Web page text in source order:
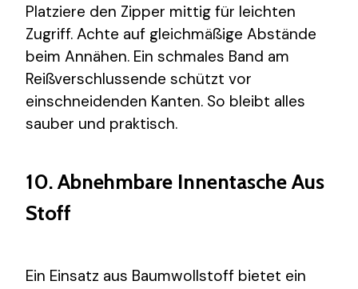
Platziere den Zipper mittig für leichten
Zugriff. Achte auf gleichmäßige Abstände
beim Annähen. Ein schmales Band am
Reißverschlussende schützt vor
einschneidenden Kanten. So bleibt alles
sauber und praktisch.
10. Abnehmbare Innentasche Aus
Stoff
Ein Einsatz aus Baumwollstoff bietet ein